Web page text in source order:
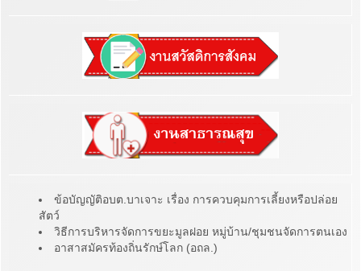
ข้อบัญญัติอบต.บาเจาะ เรื่อง การควบคุมการเลี้ยงหรือปล่อย
สัตว์
วิธีการบริหารจัดการขยะมูลฝอย หมู่บ้าน/ชุมชนจัดการตนเอง
อาสาสมัครท้องถิ่นรักษ์โลก (อถล.)